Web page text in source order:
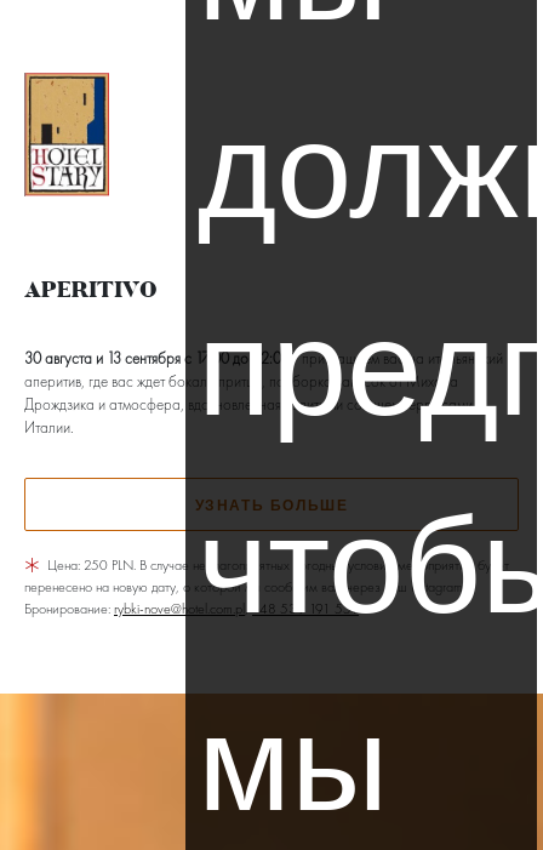
Отель
Заезд
Взрослые
1
0
0
название партнера
"Есть код скидки? Пожалуйста, введите его в корзине при завершении
бронирования."
ПОИСК
APERITIVO
30 августа и 13 сентября с 17:00 до 22:00*приглашаем вас на итальянский
аперитив, где вас ждет бокал спритца, подборка закусок от Михала
Дрождзика и атмосфера, вдохновленная залитыми солнцем террасами
Италии.
УЗНАТЬ БОЛЬШЕ
Цена: 250 PLN. В случае неблагоприятных погодных условий мероприятие будет
перенесено на новую дату, о которой мы сообщим вам через наш Instagram.
Бронирование: rybki-nove@hotel.com.pl ,+48 539 191 551
мы